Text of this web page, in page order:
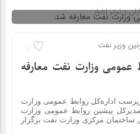
»تیتر اخبار
11 وزیر نفت
عمومی وزارت نفت معارفه
اداره‌کل روابط عمومی وزارت
مدیرکل پیشین روابط عمومی وزارت
مرکزی وزارت نفت برگزار